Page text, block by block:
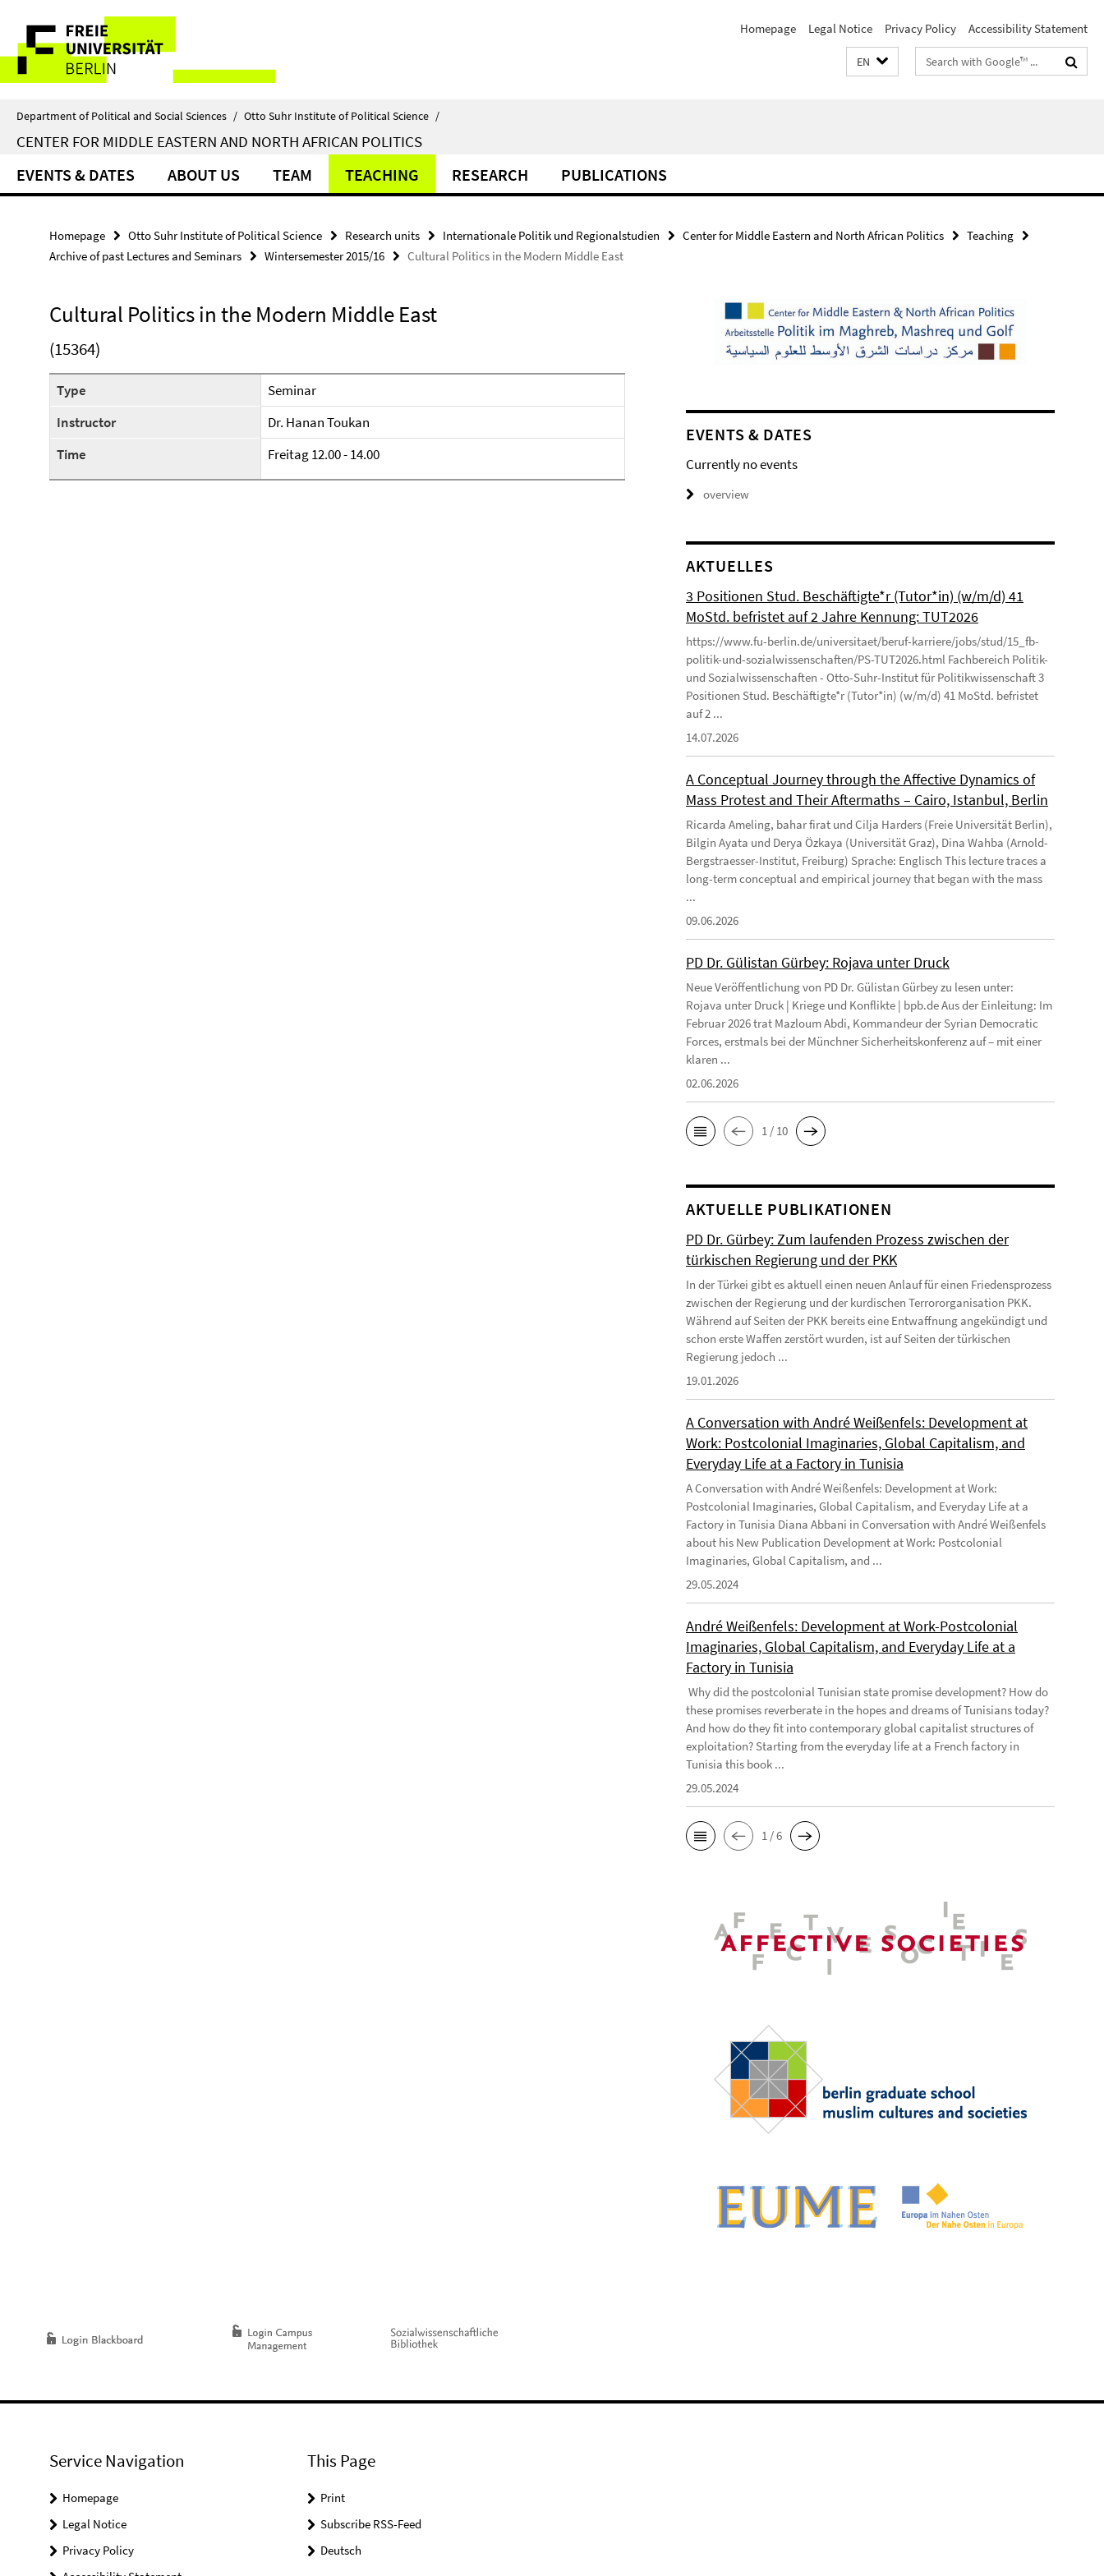
direkt
Inhalt
Service
Navigation
Homepage Legal Notice Privacy Policy Accessibility Statement
EN
Search
terms
Department of Political and Social Sciences / Otto Suhr Institute of Political Science /
CENTER FOR MIDDLE EASTERN AND NORTH AFRICAN POLITICS
EVENTS & DATES ABOUT US TEAM TEACHING RESEARCH PUBLICATIONS
Homepage Otto Suhr Institute of Political Science Research units Internationale Politik und Regionalstudien Center for Middle Eastern and North African Politics
Teaching
Archive of past Lectures and Seminars
Wintersemester 2015/16 Cultural Politics in the Modern Middle East
Cultural Politics in the Modern Middle East
(15364)
Type
Seminar
Instructor
Dr. Hanan Toukan
Time
Freitag 12.00 - 14.00
EVENTS & DATES
Currently no events
overview
AKTUELLES
3 Positionen Stud. Beschäftigte*r (Tutor*in) (w/m/d) 41
MoStd. befristet auf 2 Jahre Kennung: TUT2026
https://www.fu-berlin.de/universitaet/beruf-karriere/jobs/stud/15_fb-
politik-und-sozialwissenschaften/PS-TUT2026.html Fachbereich Politik-
und Sozialwissenschaften - Otto-Suhr-Institut für Politikwissenschaft 3
Positionen Stud. Beschäftigte*r (Tutor*in) (w/m/d) 41 MoStd. befristet
auf 2 ...
14.07.2026
A Conceptual Journey through the Affective Dynamics of
Mass Protest and Their Aftermaths – Cairo, Istanbul, Berlin
Ricarda Ameling, bahar firat und Cilja Harders (Freie Universität Berlin),
Bilgin Ayata und Derya Özkaya (Universität Graz), Dina Wahba (Arnold-
Bergstraesser-Institut, Freiburg) Sprache: Englisch This lecture traces a
long-term conceptual and empirical journey that began with the mass
...
09.06.2026
PD Dr. Gülistan Gürbey: Rojava unter Druck
Neue Veröffentlichung von PD Dr. Gülistan Gürbey zu lesen unter:
Rojava unter Druck | Kriege und Konflikte | bpb.de Aus der Einleitung: Im
Februar 2026 trat Mazloum Abdi, Kommandeur der Syrian Democratic
Forces, erstmals bei der Münchner Sicherheitskonferenz auf – mit einer
klaren ...
02.06.2026
1 / 10
AKTUELLE PUBLIKATIONEN
PD Dr. Gürbey: Zum laufenden Prozess zwischen der
türkischen Regierung und der PKK
In der Türkei gibt es aktuell einen neuen Anlauf für einen Friedensprozess
zwischen der Regierung und der kurdischen Terrororganisation PKK.
Während auf Seiten der PKK bereits eine Entwaffnung angekündigt und
schon erste Waffen zerstört wurden, ist auf Seiten der türkischen
Regierung jedoch ...
19.01.2026
A Conversation with André Weißenfels: Development at
Work: Postcolonial Imaginaries, Global Capitalism, and
Everyday Life at a Factory in Tunisia
A Conversation with André Weißenfels: Development at Work:
Postcolonial Imaginaries, Global Capitalism, and Everyday Life at a
Factory in Tunisia Diana Abbani in Conversation with André Weißenfels
about his New Publication Development at Work: Postcolonial
Imaginaries, Global Capitalism, and ...
29.05.2024
André Weißenfels: Development at Work-Postcolonial
Imaginaries, Global Capitalism, and Everyday Life at a
Factory in Tunisia
Why did the postcolonial Tunisian state promise development? How do
these promises reverberate in the hopes and dreams of Tunisians today?
And how do they fit into contemporary global capitalist structures of
exploitation? Starting from the everyday life at a French factory in
Tunisia this book ...
29.05.2024
1 / 6
Service Navigation
Homepage
Legal Notice
Privacy Policy
This Page
Print
Subscribe RSS-Feed
Deutsch